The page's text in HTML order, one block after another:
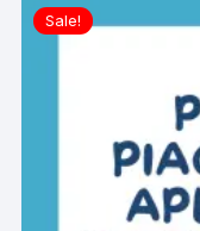
Sale!